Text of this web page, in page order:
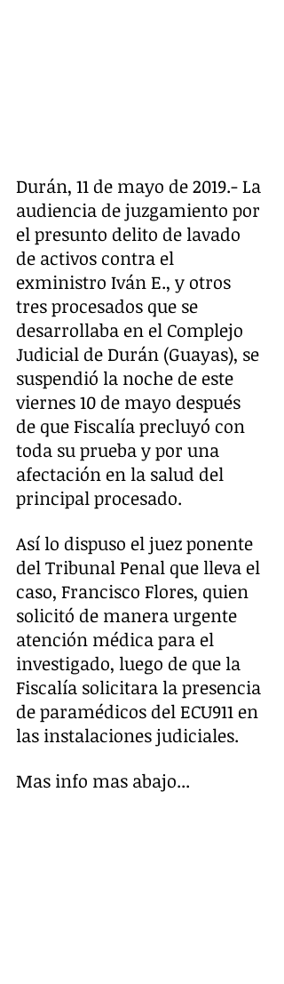
Durán, 11 de mayo de 2019.- La
audiencia de juzgamiento por
el presunto delito de lavado
de activos contra el
exministro Iván E., y otros
tres procesados que se
desarrollaba en el Complejo
Judicial de Durán (Guayas), se
suspendió la noche de este
viernes 10 de mayo después
de que Fiscalía precluyó con
toda su prueba y por una
afectación en la salud del
principal procesado.
Así lo dispuso el juez ponente
del Tribunal Penal que lleva el
caso, Francisco Flores, quien
solicitó de manera urgente
atención médica para el
investigado, luego de que la
Fiscalía solicitara la presencia
de paramédicos del ECU911 en
las instalaciones judiciales.
Mas info mas abajo...